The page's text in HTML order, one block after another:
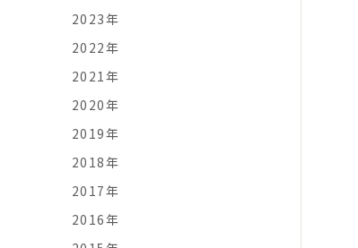
2023年
2022年
2021年
2020年
2019年
2018年
2017年
2016年